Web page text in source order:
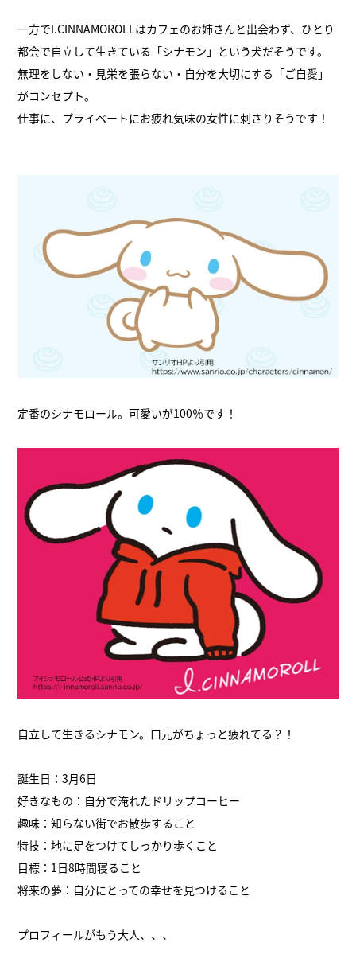
一方でI.CINNAMOROLLはカフェのお姉さんと出会わず、ひとり
都会で自立して生きている「シナモン」という犬だそうです。
無理をしない・見栄を張らない・自分を大切にする「ご自愛」
がコンセプト。
仕事に、プライベートにお疲れ気味の女性に刺さりそうです！
定番のシナモロール。可愛いが100％です！
自立して生きるシナモン。口元がちょっと疲れてる？！
誕生日：3月6日
好きなもの：自分で淹れたドリップコーヒー
趣味：知らない街でお散歩すること
特技：地に足をつけてしっかり歩くこと
目標：1日8時間寝ること
将来の夢：自分にとっての幸せを見つけること
プロフィールがもう大人、、、